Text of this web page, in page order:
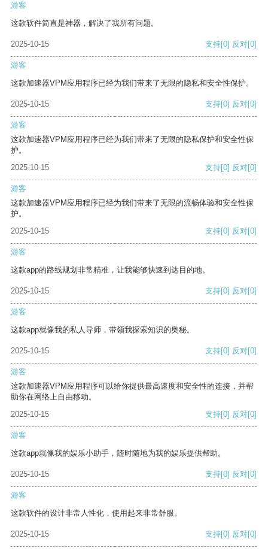
游客
这款软件简直是神器，解决了我所有问题。
2025-10-15 支持[0] 反对[0]
游客
这款加速器VPM应用程序已经为我们带来了无限的隐私和安全性保护。
2025-10-15 支持[0] 反对[0]
游客
这款加速器VPM应用程序已经为我们带来了无限的隐私保护和安全性保
护。
2025-10-15
支持[0] 反对[0]
游客
这款加速器VPM应用程序已经为我们带来了无限的流畅体验和安全性保
护。
2025-10-15
支持[0] 反对[0]
游客
这款app的路线规划非常精准，让我能够快速到达目的地。
2025-10-15 支持[0] 反对[0]
游客
这款app就像我的私人导师，带领我探索知识的奥秘。
2025-10-15 支持[0] 反对[0]
游客
这款加速器VPM应用程序可以给你提供最高速度和安全性的连接，并帮
助你在网络上自由移动。
2025-10-15
支持[0] 反对[0]
游客
这款app就像我的娱乐小助手，随时随地为我的娱乐提供帮助。
2025-10-15 支持[0] 反对[0]
游客
这款软件的设计非常人性化，使用起来非常舒服。
2025-10-15 支持[0] 反对[0]